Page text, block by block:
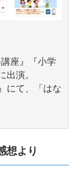
座』『小学
出演。
にて、「はな
想より